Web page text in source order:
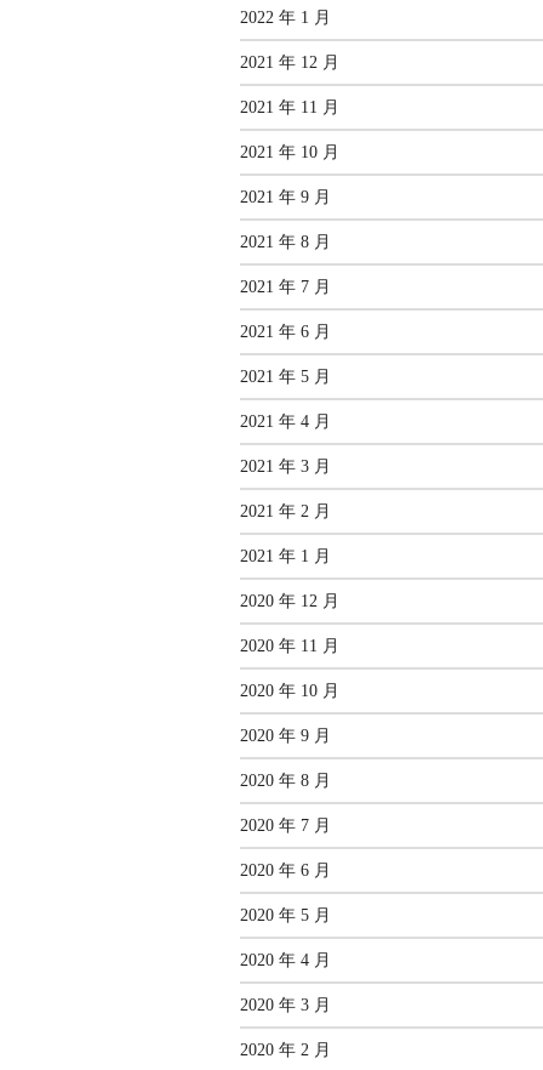
2022 年 1 月
2021 年 12 月
2021 年 11 月
2021 年 10 月
2021 年 9 月
2021 年 8 月
2021 年 7 月
2021 年 6 月
2021 年 5 月
2021 年 4 月
2021 年 3 月
2021 年 2 月
2021 年 1 月
2020 年 12 月
2020 年 11 月
2020 年 10 月
2020 年 9 月
2020 年 8 月
2020 年 7 月
2020 年 6 月
2020 年 5 月
2020 年 4 月
2020 年 3 月
2020 年 2 月